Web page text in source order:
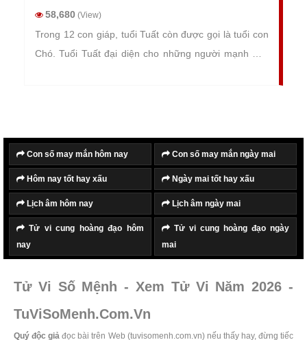
58,680 (View)
Trong 12 con giáp, tuổi Tuất còn được gọi là tuổi con
Chó. Tuổi Tuất đại diện cho những người mạnh mẽ,
Con số may mắn hôm nay Con số may mắn ngày mai
Hôm nay tốt hay xấu Ngày mai tốt hay xấu
Lịch âm hôm nay Lịch âm ngày mai
Tử vi cung hoàng đạo hôm
nay
Tử vi cung hoàng đạo ngày
mai
Tử Vi Số Mệnh - Xem Tử Vi Năm 2026 -
TuViSoMenh.Com.Vn
Quý độc giả đọc bài trên Web (tuvisomenh.com.vn) nếu thấy hay, đừng tiếc